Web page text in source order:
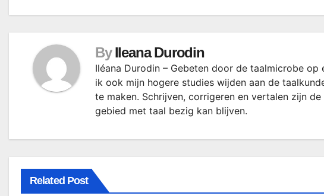
By Ileana Durodin
Iléana Durodin – Gebeten door de taalmicrobe
ik ook mijn hogere studies wijden aan de
te maken. Schrijven, corrigeren en vertalen zijn
gebied met taal bezig kan blijven.
Related Post